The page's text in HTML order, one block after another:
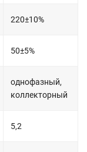
220±10%
50±5%
однофазный,
коллекторный
5,2